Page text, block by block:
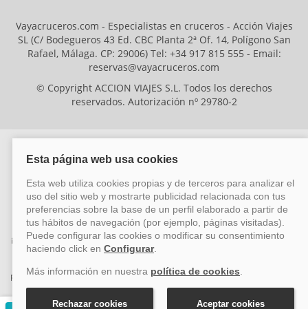
Vayacruceros.com - Especialistas en cruceros - Acción Viajes
SL (C/ Bodegueros 43 Ed. CBC Planta 2ª Of. 14, Polígono San
Rafael, Málaga. CP: 29006) Tel: +34 917 815 555 - Email:
reservas@vayacruceros.com
© Copyright ACCION VIAJES S.L. Todos los derechos
reservados. Autorización nº 29780-2
ACCION VIAJES SL ha sido beneficiaria del Fondo Europeo de Desarrollo
Regional (FEDER), cuyo objetivo es mejorar la competitividad de las pymes
mediante el impulso de la innovación, el desarrollo tecnológico, la
investigación de calidad y el uso seguro y fiable del ciberespacio. Gracias a
esta financiación, la empresa ha puesto en marcha un Plan de Acción
promoviendo la innovación y la ciberseguridad. Para ello, ha contado con el
apoyo de los programas Pyme Innova y Pyme Cibersegura de la Cámara
de Comercio de Málaga. #EuropaSeSiente